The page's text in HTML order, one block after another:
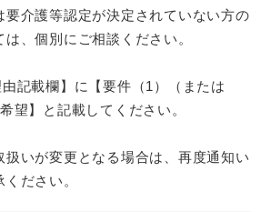
要介護等認定が決定されていない方の
、個別にご相談ください。
記載欄】に【要件（1）（または
望】と記載してください。
扱いが変更となる場合は、再度通知い
ださい。